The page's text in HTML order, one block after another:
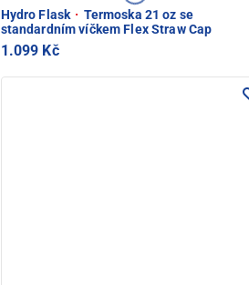
Hydro Flask · Termoska 21 oz se
standardním víčkem Flex Straw Cap
1.099 Kč